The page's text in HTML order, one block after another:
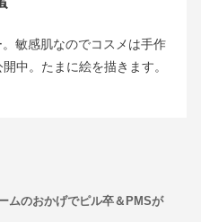
敏感肌なのでコスメは手作
中。たまに絵を描きます。
ムのおかげでピル卒＆PMSが